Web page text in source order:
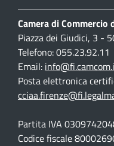
Camera di Commercio
Piazza dei Giudici, 3 -
Telefono: 055.23.92.11
Email:
Posta elettronica
Partita IVA
Codice fiscale